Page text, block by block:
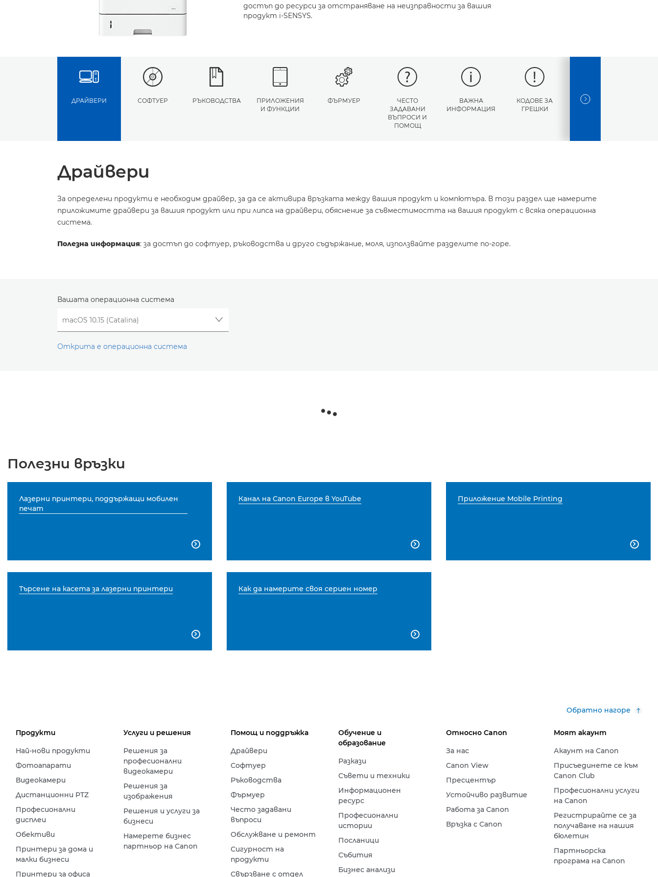
достъп до ресурси за отстраняване на неизправности за вашия
продукт i-SENSYS.
ДРАЙВЕРИ СОФТУЕР РЪКОВОДСТВА
ПРИЛОЖЕНИЯ
И ФУНКЦИИ
ФЪРМУЕР
ЧЕСТО
ЗАДАВАНИ
ВЪПРОСИ И
ПОМОЩ
ВАЖНА
ИНФОРМАЦИЯ
КОДОВЕ ЗА
ГРЕШКИ
СПЕЦИФИКАЦИИ
NEXT SLIDE
Драйвери
За определени продукти е необходим драйвер, за да се активира връзката между вашия продукт и компютъра. В този раздел ще намерите
приложимите драйвери за вашия продукт или при липса на драйвери, обяснение за съвместимостта на вашия продукт с всяка операционна
система.
Полезна информация: за достъп до софтуер, ръководства и друго съдържание, моля, използвайте разделите по-горе.
Вашата операционна система
Открита е операционна система
Полезни връзки
Лазерни принтери, поддържащи мобилен
печат

Канал на Canon Europe в YouTube

Приложение Mobile Printing

Търсене на касета за лазерни принтери

Как да намерите своя сериен номер

Обратно нагоре
Продукти
Най-нови продукти
Фотоапарати
Видеокамери
Дистанционни PTZ
Професионални
дисплеи
Обективи
Принтери за дома и
малки бизнеси
Принтери за офиса
Услуги и решения
Решения за
професионални
видеокамери
Решения за
изображения
Решения и услуги за
бизнеси
Намерете бизнес
партньор на Canon
Помощ и поддръжка
Драйвери
Софтуер
Ръководства
Фърмуер
Често задавани
въпроси
Обслужване и ремонт
Сигурност на
продукти
Свързване с отдел
Обучение и
образование
Разкази
Съвети и техники
Информационен
ресурс
Професионални
истории
Посланици
Събития
Бизнес анализи
Относно Canon
За нас
Canon View
Пресцентър
Устойчиво развитие
Работа за Canon
Връзка с Canon
Моят акаунт
Акаунт на Canon
Присъединете се към
Canon Club
Професионални услуги
на Canon
Регистрирайте се за
получаване на нашия
бюлетин
Партньорска
програма на Canon